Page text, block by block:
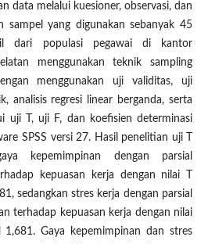
data melalui kuesioner, observasi, dan
sampel yang digunakan sebanyak 45
dari populasi pegawai di kantor
menggunakan teknik sampling
menggunakan uji validitas, uji
analisis regresi linear berganda, serta
uji T, uji F, dan koefisien determinasi
SPSS versi 27. Hasil penelitian uji T
kepemimpinan dengan parsial
kepuasan kerja dengan nilai T
sedangkan stres kerja dengan parsial
terhadap kepuasan kerja dengan nilai
Gaya kepemimpinan dan stres